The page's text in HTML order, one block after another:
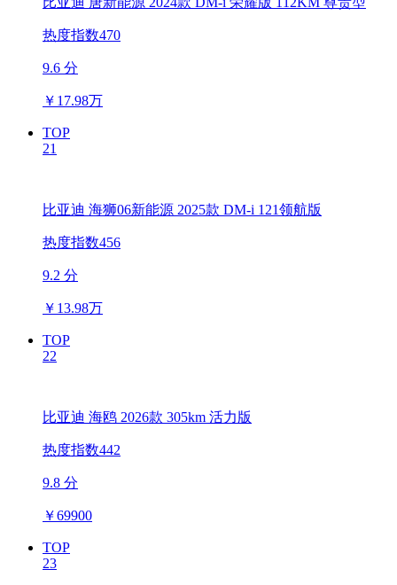
热度指数470
9.6 分
￥ 17.98万
TOP
21
比亚迪 海狮06新能源 2025款 DM-i 121领航版
热度指数456
9.2 分
￥ 13.98万
TOP
22
比亚迪 海鸥 2026款 305km 活力版
热度指数442
9.8 分
￥69900
TOP
23